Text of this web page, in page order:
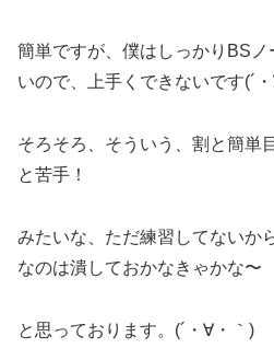
簡単ですが、僕はしっかりBS
いので、上手くできないです(´
そろそろ、そういう、割と簡単
と苦手！
みたいな、ただ練習してないか
なのは潰しておかなきゃかな〜
と思っております。(´・∀・｀)